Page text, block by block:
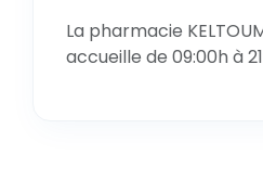
La pharmacie
accueille de 09:00h à